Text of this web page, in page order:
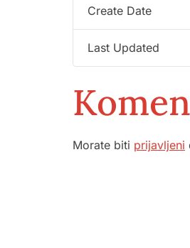
Create Date
Last Updated
Morate biti prijavljeni